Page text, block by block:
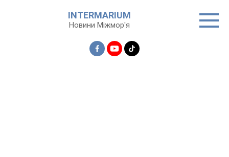
INTERMARIUM
Новини Міжмор'я